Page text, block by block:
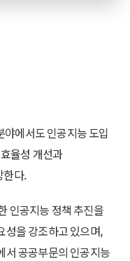
에서도 인공지능 도입
율성 개선과
한다.
인공지능 정책 추진을
성을 강조하고 있으며,
서 공공부문의 인공지능